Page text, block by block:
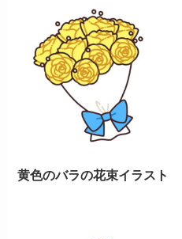
黄色のバラの花束イラスト